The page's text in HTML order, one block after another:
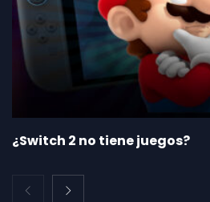
¿Switch 2 no tiene juegos?